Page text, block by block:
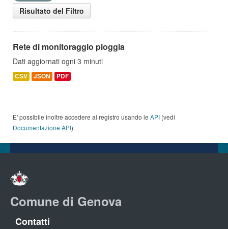
Risultato del Filtro
Rete di monitoraggio pioggia
Dati aggiornati ogni 3 minuti
CSV JSON PDF
E' possibile inoltre accedere al registro usando le API (vedi
Documentazione API).
Comune di Genova
Contatti